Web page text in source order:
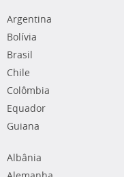
Argentina
Bolívia
Brasil
Chile
Colômbia
Equador
Guiana
Albânia